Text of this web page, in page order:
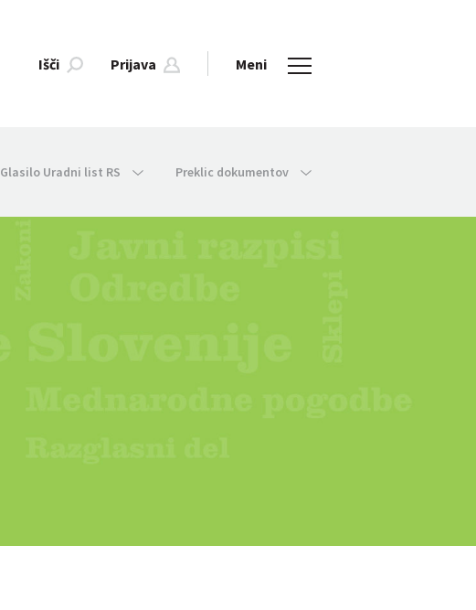
Išči Prijava Meni
Glasilo Uradni list RS Preklic dokumentov